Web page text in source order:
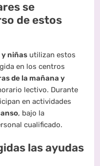
se
de estos
y niñas utilizan estos
en los centros
de la mañana y
lectivo. Durante
en actividades
, bajo la
cualificado.
las ayudas